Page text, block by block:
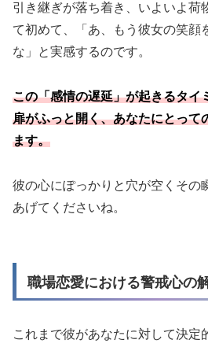
引き継ぎが落ち着き、いよいよ荷
て初めて、「あ、もう彼女の笑顔
な」と実感するのです。
この「感情の遅延」が起きるタイ
扉がふっと開く、あなたにとって
ます。
彼の心にぽっかりと穴が空くその
あげてくださいね。
職場恋愛における警戒心の
これまで彼があなたに対して決定